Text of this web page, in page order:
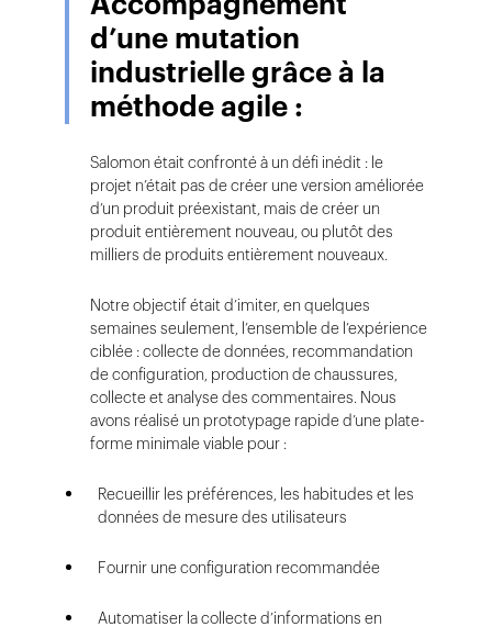
d’une mutation
industrielle grâce à la
méthode agile :
Salomon était confronté à un défi inédit : le
projet n’était pas de créer une version améliorée
d’un produit préexistant, mais de créer un
produit entièrement nouveau, ou plutôt des
milliers de produits entièrement nouveaux.
Notre objectif était d’imiter, en quelques
semaines seulement, l’ensemble de l’expérience
ciblée : collecte de données, recommandation
de configuration, production de chaussures,
collecte et analyse des commentaires. Nous
avons réalisé un prototypage rapide d’une plate-
forme minimale viable pour :
Recueillir les préférences, les habitudes et les
données de mesure des utilisateurs
Fournir une configuration recommandée
Automatiser la collecte d’informations en